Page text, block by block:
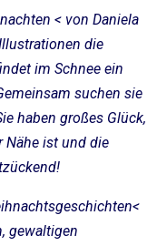
< von Daniela
die
im Schnee ein
suchen sie
haben großes Glück,
Nähe ist und die
gewaltigen